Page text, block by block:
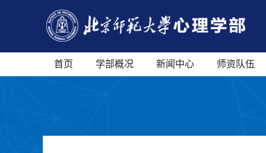
首页 学部概况 新闻中心 师资队伍